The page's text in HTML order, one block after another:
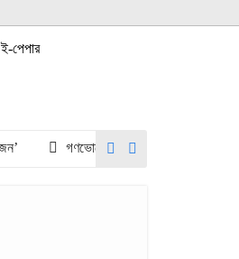
ই-পেপার
গণভোটের রায় ও জুলাই সনদ দ্রুত